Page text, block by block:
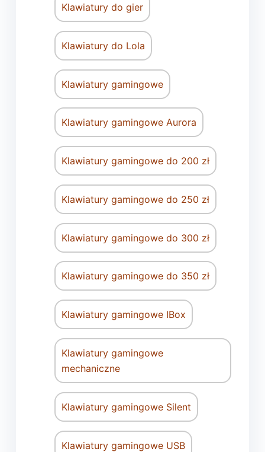
Klawiatury do gier
Klawiatury do Lola
Klawiatury gamingowe
Klawiatury gamingowe Aurora
Klawiatury gamingowe do 200 zł
Klawiatury gamingowe do 250 zł
Klawiatury gamingowe do 300 zł
Klawiatury gamingowe do 350 zł
Klawiatury gamingowe IBox
Klawiatury gamingowe
mechaniczne
Klawiatury gamingowe Silent
Klawiatury gamingowe USB